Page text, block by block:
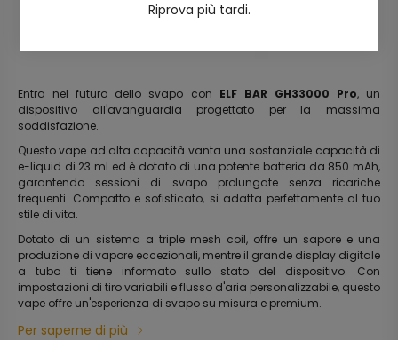
Riprova più tardi.
Entra nel futuro dello svapo con ELF BAR GH33000 Pro, un
dispositivo all'avanguardia progettato per la massima
soddisfazione.
Questo vape ad alta capacità vanta una sostanziale capacità di
e-liquid di 23 ml ed è dotato di una potente batteria da 850 mAh,
garantendo sessioni di svapo prolungate senza ricariche
frequenti. Compatto e sofisticato, si adatta perfettamente al tuo
stile di vita.
Dotato di un sistema a triple mesh coil, offre un sapore e una
produzione di vapore eccezionali, mentre il grande display digitale
a tubo ti tiene informato sullo stato del dispositivo. Con
impostazioni di tiro variabili e flusso d'aria personalizzabile, questo
vape offre un'esperienza di svapo su misura e premium.
Per saperne di più